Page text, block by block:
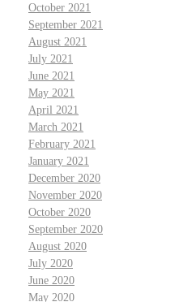
October 2021
September 2021
August 2021
July 2021
June 2021
May 2021
April 2021
March 2021
February 2021
January 2021
December 2020
November 2020
October 2020
September 2020
August 2020
July 2020
June 2020
May 2020